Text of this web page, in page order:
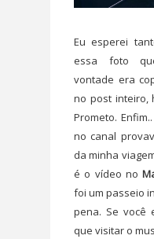
Eu esperei
essa foto
vontade era
no post inteiro,
Prometo.
no canal
da minha
é o vídeo no
foi um passeio
pena. Se você
que visitar o